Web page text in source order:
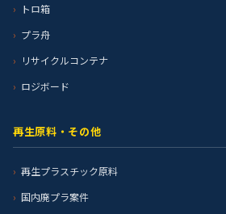
トロ箱
プラ舟
リサイクルコンテナ
ロジボード
再生原料・その他
再生プラスチック原料
国内廃プラ案件